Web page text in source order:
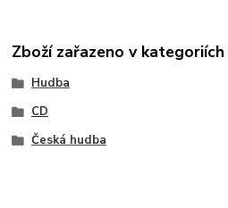
Zboží zařazeno v kategoriích
Hudba
CD
Česká hudba